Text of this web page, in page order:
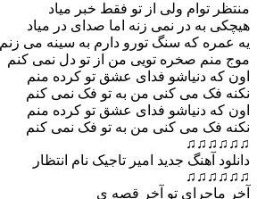
منتظر توام ولی از تو فقط خبر میاد
هیچکی به در نمی زنه اما صدای در میاد
یه عمره که سنگ تورو دارم به سینه می زنم
موج منم صخره تویی من از تو دل نمی کنم
اون که دنیاشو فدای عشق تو کرده منم
نکنه فک می کنی من به تو فک نمی کنم
اون که دنیاشو فدای عشق تو کرده منم
نکنه فک می کنی من به تو فک نمی کنم
♫♫♫♫♫♫
دانلود آهنگ جدید امیر تاجیک نام انتظار
♫♫♫♫♫♫
آخر ماجرای تو آخر قصه ی